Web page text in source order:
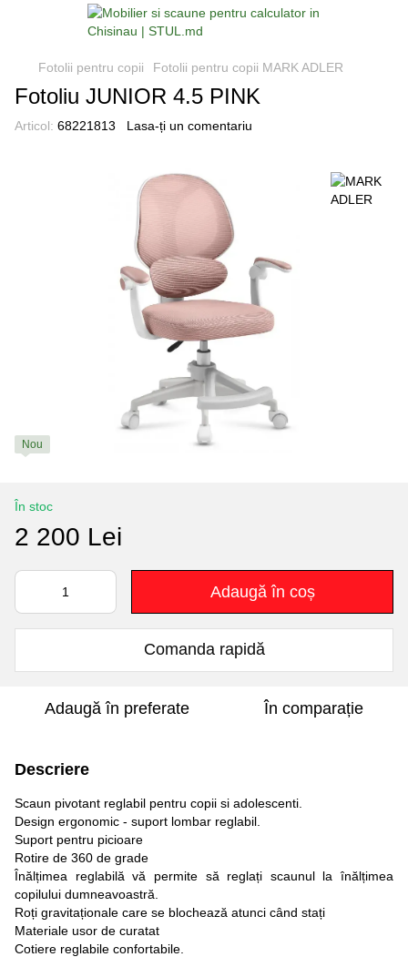
Fotolii pentru copii Fotolii pentru copii MARK ADLER
Fotoliu JUNIOR 4.5 PINK
Articol: 68221813 Lasa-ți un comentariu
Nou
În stoc
2 200 Lei
Adaugă în coș
Comanda rapidă
Adaugă în preferate În comparație
Descriere
Scaun pivotant reglabil pentru copii si adolescenti.
Design ergonomic - suport lombar reglabil.
Suport pentru picioare
Rotire de 360 ​​de grade
Înălțimea reglabilă vă permite să reglați scaunul la înălțimea
copilului dumneavoastră.
Roți gravitaționale care se blochează atunci când stați
Materiale usor de curatat
Cotiere reglabile confortabile.